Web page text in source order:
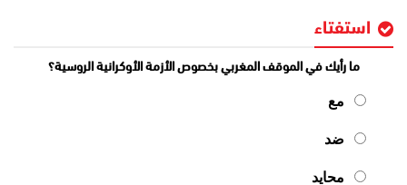
استفتاء
ما رأيك في الموقف المغربي بخصوص الأزمة الأوكرانية الروسية؟
مع
ضد
محايد